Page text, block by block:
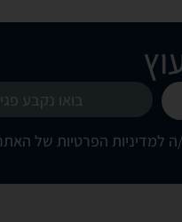
ה למדיניות הפרטיות של
בואו נקבע